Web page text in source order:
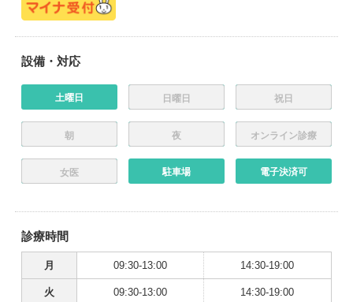
設備・対応
土曜日 日曜日 祝日
朝 夜 オンライン診療
女医 駐車場 電子決済可
診療時間
月 09:30-13:00 14:30-19:00
火 09:30-13:00 14:30-19:00